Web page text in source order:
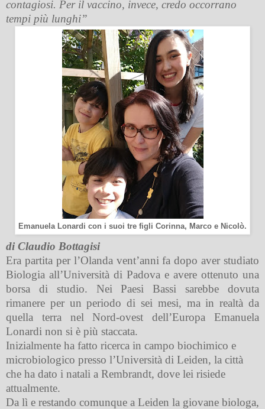
contagiosi. Per il vaccino, invece, credo occorrano
tempi più lunghi”
Emanuela Lonardi con i suoi tre figli Corinna, Marco e Nicolò.
di Claudio Bottagisi
Era partita per l’Olanda vent’anni fa dopo aver studiato
Biologia all’Università di Padova e avere ottenuto una
borsa di studio. Nei Paesi Bassi sarebbe dovuta
rimanere per un periodo di sei mesi, ma in realtà da
quella terra nel Nord-ovest dell’Europa Emanuela
Lonardi non si è più staccata.
Inizialmente ha fatto ricerca in campo biochimico e
microbiologico presso l’Università di Leiden, la città
che ha dato i natali a Rembrandt, dove lei risiede
attualmente.
Da lì e restando comunque a Leiden la giovane biologa,